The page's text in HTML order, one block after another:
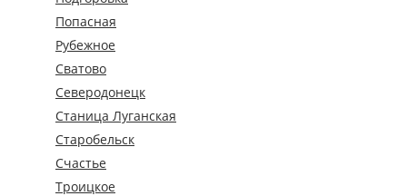
Попасная
Рубежное
Сватово
Северодонецк
Станица Луганская
Старобельск
Счастье
Троицкое